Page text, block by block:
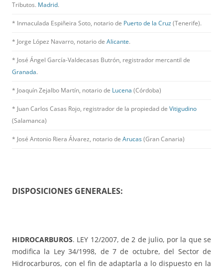
Tributos. Madrid.
* Inmaculada Espiñeira Soto, notario de Puerto de la Cruz(Tenerife).
* Jorge López Navarro, notario de Alicante.
* José Ángel García-Valdecasas Butrón, registrador mercantil de
Granada.
* Joaquín Zejalbo Martín, notario de Lucena (Córdoba)
* Juan Carlos Casas Rojo, registrador de la propiedad de Vitigudino
(Salamanca)
* José Antonio Riera Álvarez, notario de Arucas(Gran Canaria)
DISPOSICIONES GENERALES:
HIDROCARBUROS. LEY 12/2007, de 2 de julio, por la que se
modifica la Ley 34/1998, de 7 de octubre, del Sector de
Hidrocarburos, con el fin de adaptarla a lo dispuesto en la